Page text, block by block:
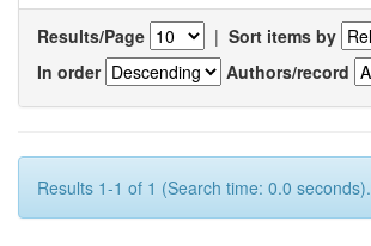
Results/Page | Sort items by
In order
Authors/record
Results 1-1 of 1 (Search time: 0.0 seconds).